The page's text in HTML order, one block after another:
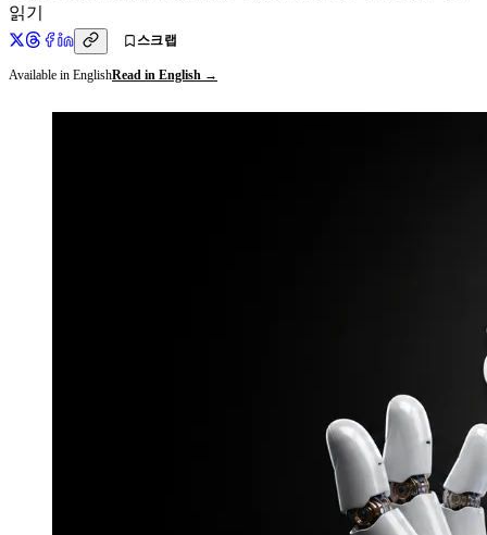
읽기
스크랩
Available in EnglishRead in English →